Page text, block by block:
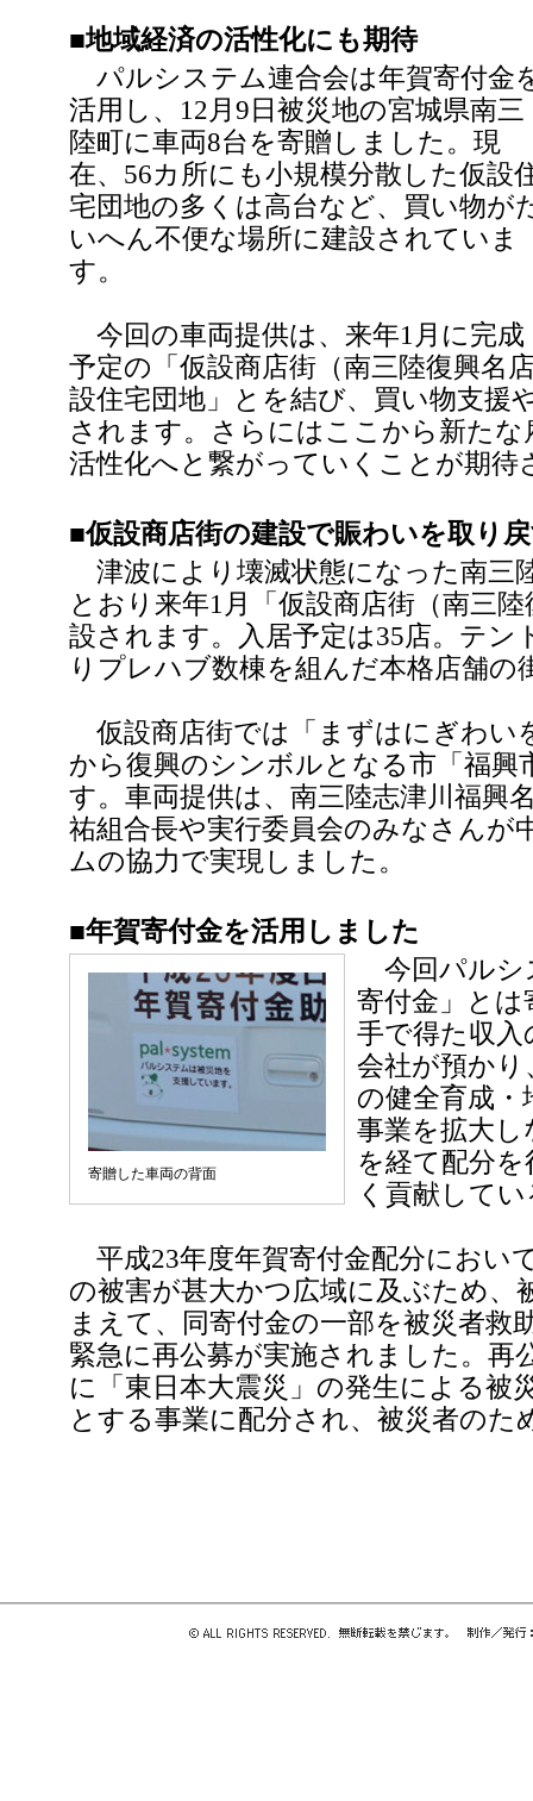
■地域経済の活性化にも期待
パルシステム連合会は年賀寄付金
活用し、12月9日被災地の宮城県南三
陸町に車両8台を寄贈しました。現
在、56カ所にも小規模分散した仮設
宅団地の多くは高台など、買い物が
いへん不便な場所に建設されていま
す。
今回の車両提供は、来年1月に完成
予定の「仮設商店街（南三陸復興名
設住宅団地」とを結び、買い物支援
されます。さらにはここから新たな
活性化へと繋がっていくことが期待
■仮設商店街の建設で賑わいを取り
津波により壊滅状態になった南三
とおり来年1月「仮設商店街（南三
設されます。入居予定は35店。テン
りプレハブ数棟を組んだ本格店舗の
仮設商店街では「まずはにぎわい
から復興のシンボルとなる市「福興
す。車両提供は、南三陸志津川福興
祐組合長や実行委員会のみなさんが
ムの協力で実現しました。
■年賀寄付金を活用しました
寄贈した車両の背面
今回パルシ
寄付金」とは
手で得た収入
会社が預かり
の健全育成・
事業を拡大し
を経て配分
く貢献して
平成23年度年賀寄付金配分におい
の被害が甚大かつ広域に及ぶため、
まえて、同寄付金の一部を被災者救
緊急に再公募が実施されました。再
に「東日本大震災」の発生による被
とする事業に配分され、被災者のた